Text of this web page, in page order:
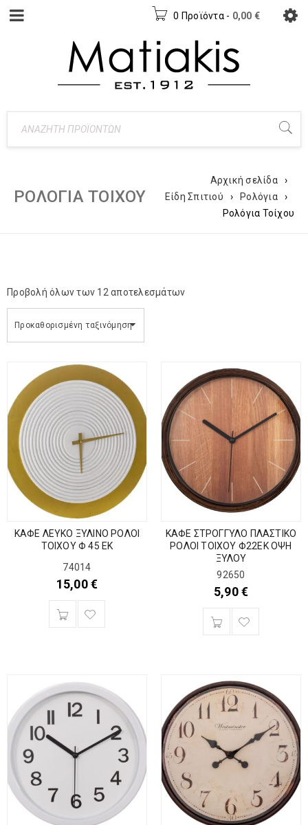
0 Προϊόντα - 0,00 €
ΡΟΛΌΓΙΑ ΤΟΊΧΟΥ
Αρχική σελίδα
›
Είδη Σπιτιού
› Ρολόγια
›
Ρολόγια Τοίχου
Προβολή όλων των 12 αποτελεσμάτων
Προκαθορισμένη ταξινόμηση
ΚΑΦΕ ΛΕΥΚΟ ΞΥΛΙΝΟ ΡΟΛΟΙ
ΤΟΙΧΟΥ Φ 45 ΕΚ
74014
15,00€
ΚΑΦΕ ΣΤΡΟΓΓΥΛΟ ΠΛΑΣΤΙΚΟ
ΡΟΛΟΙ ΤΟΙΧΟΥ Φ22ΕΚ ΟΨΗ
ΞΥΛΟΥ
92650
5,90€